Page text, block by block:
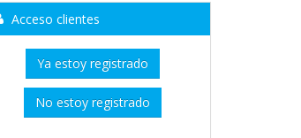
Acceso clientes
Ya estoy registrado
No estoy registrado